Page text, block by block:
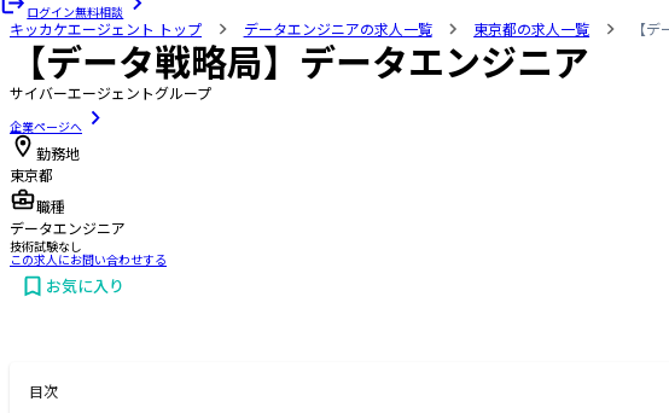
ログイン無料相談
キッカケエージェント トップ データエンジニアの求人一覧 東京都の求人一覧 【
【データ戦略局】データエンジニア
サイバーエージェントグループ
企業ページへ
勤務地
東京都
職種
データエンジニア
技術試験なし
この求人にお問い合わせする
お気に入り
目次